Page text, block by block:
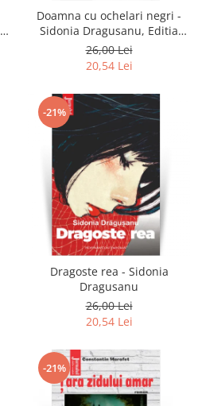
Doamna cu ochelari negri -
Sidonia Dragusanu, Editia
2020
26,00 Lei
20,54 Lei
-21%
Dragoste rea - Sidonia
Dragusanu
26,00 Lei
20,54 Lei
-21%